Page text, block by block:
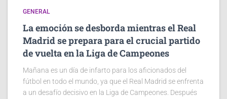
GENERAL
La emoción se desborda mientras el Real
Madrid se prepara para el crucial partido
de vuelta en la Liga de Campeones
Mañana es un día de infarto para los aficionados del
fútbol en todo el mundo, ya que el Real Madrid se enfrenta
a un desafío decisivo en la Liga de Campeones. Después